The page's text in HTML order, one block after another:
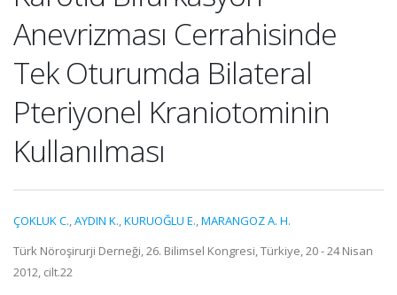
Anevrizması Cerrahisinde
Tek Oturumda Bilateral
Pteriyonel Kraniotominin
Kullanılması
ÇOKLUK C.,AYDIN K.,KURUOĞLU E.,MARANGOZ A. H.
Türk Nöroşirurji Derneği, 26. Bilimsel Kongresi, Türkiye, 20 - 24 Nisan
2012, cilt.22